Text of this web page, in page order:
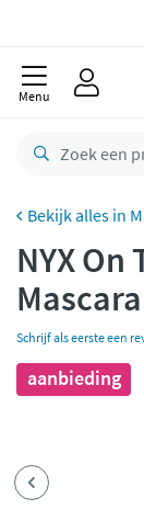
Menu
NYX On
Schrijf als eerste een
aanbieding